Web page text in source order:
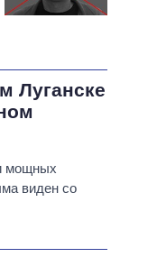
Луганске
мощных
виден со